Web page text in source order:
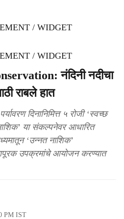
/ WIDGET
/ WIDGET
नंदिनी नदीचा
राबले हात
दिनानिमित्त ५ रोजी ‘स्वच्छ
या संकल्पनेवर आधारित
‘उन्नत नाशिक’
उपक्रमांचे आयोजन करण्यात
PM IST